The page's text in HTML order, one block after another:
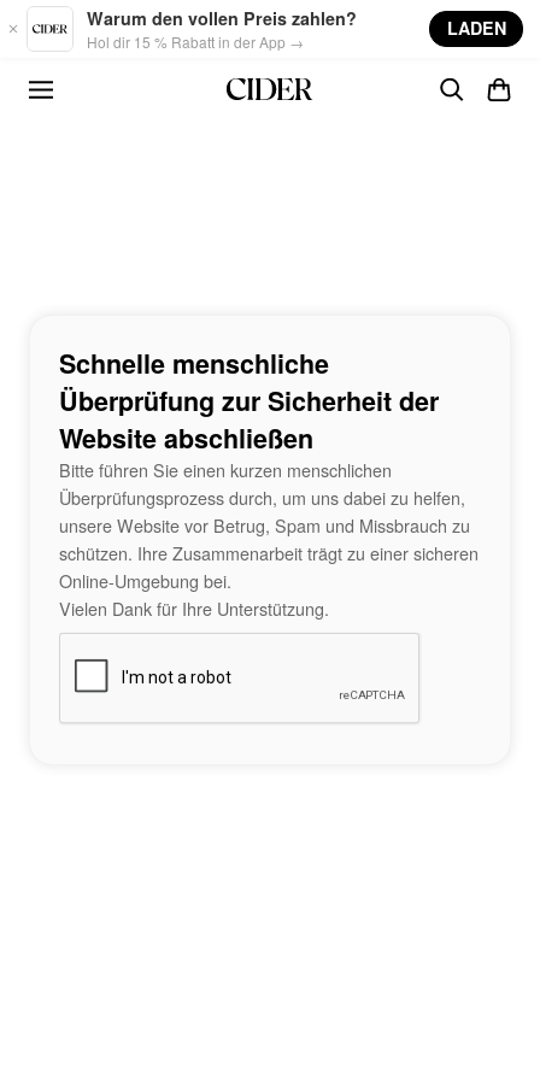
Skip to main content
Warum den vollen Preis zahlen?
Hol dir 15 % Rabatt in der App →
LADEN
Schnelle menschliche
Überprüfung zur Sicherheit der
Website abschließen
Bitte führen Sie einen kurzen menschlichen
Überprüfungsprozess durch, um uns dabei zu helfen,
unsere Website vor Betrug, Spam und Missbrauch zu
schützen. Ihre Zusammenarbeit trägt zu einer sicheren
Online-Umgebung bei.
Vielen Dank für Ihre Unterstützung.